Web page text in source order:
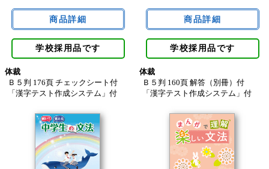
学校採用品です
体裁
Ｂ５判 176頁 チェックシート付
「漢字テスト作成システム」付
学校採用品です
体裁
Ｂ５判 160頁 解答（別冊）付
「漢字テスト作成システム」付